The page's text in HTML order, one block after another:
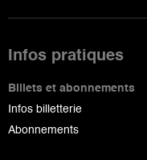
Infos pratiques
Billets et abonnements
Infos billetterie
Abonnements